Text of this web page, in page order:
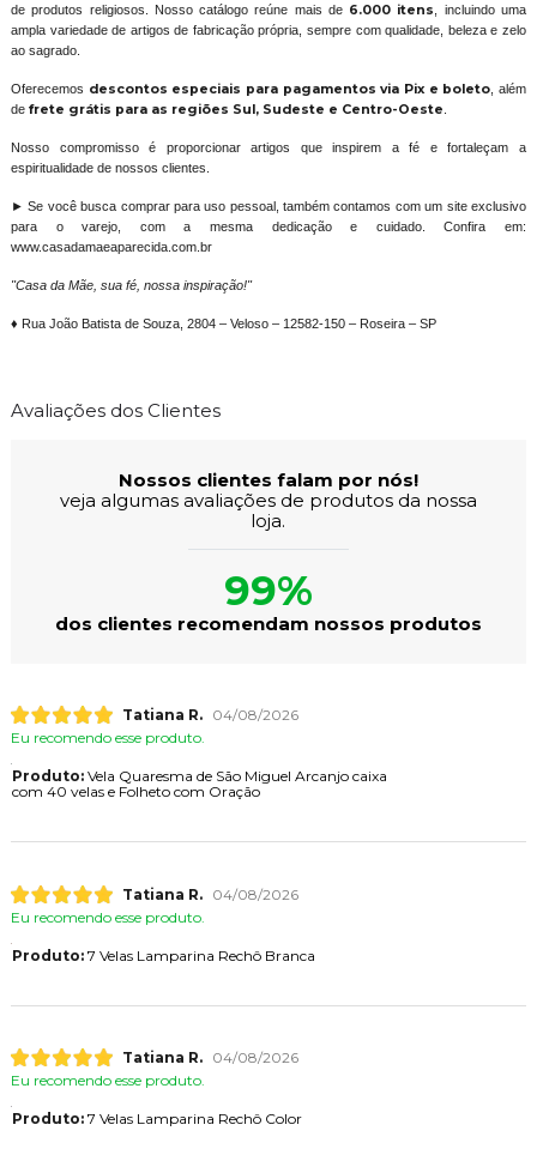
de produtos religiosos. Nosso catálogo reúne mais de 6.000 itens
, incluindo uma
ampla variedade de artigos de fabricação própria, sempre com qualidade, beleza e zelo
ao sagrado.
Oferecemos descontos especiais para pagamentos via Pix e boleto , além
de frete grátis para as regiões Sul, Sudeste e Centro-Oeste
Nosso compromisso é proporcionar artigos que inspirem a fé e fortaleçam a
espiritualidade de nossos clientes.
► Se você busca comprar para uso pessoal, também contamos com um site exclusivo
para o varejo, com a mesma dedicação e cuidado. Confira em:
www.casadamaeaparecida.com.br
"Casa da Mãe, sua fé, nossa inspiração!"
♦ Rua João Batista de Souza, 2804 – Veloso – 12582-150 – Roseira – SP
Avaliações dos Clientes
Nossos clientes falam por nós!
veja algumas avaliações de produtos da nossa
loja.
99%
dos clientes recomendam nossos produtos
Tatiana R.
04/08/2026
Eu recomendo esse produto.
Produto:Vela Quaresma de São Miguel Arcanjo caixa
com 40 velas e Folheto com Oração
Tatiana R.
04/08/2026
Eu recomendo esse produto.
Produto:7 Velas Lamparina Rechô Branca
Tatiana R.
04/08/2026
Eu recomendo esse produto.
Produto:7 Velas Lamparina Rechô Color